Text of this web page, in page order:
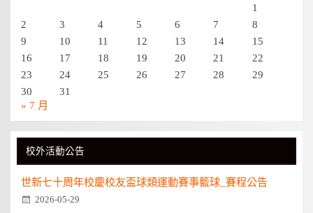
1
2
3 4 5 6 7
8
9
10 11 12 13 14
15
16
17 18 19 20 21
22
23
24 25 26 27 28
29
30
31
« 7 月
校外活動公告
世新七十周年校慶校友盃球類運動賽事籃球_賽程公告
2026-05-29